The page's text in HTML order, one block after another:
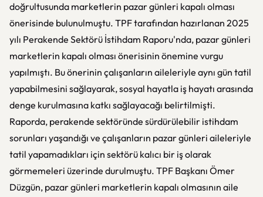
doğrultusunda marketlerin pazar günleri kapalı olması
önerisinde bulunulmuştu. TPF tarafından hazırlanan 2025
yılı Perakende Sektörü İstihdam Raporu'nda, pazar günleri
marketlerin kapalı olması önerisinin önemine vurgu
yapılmıştı. Bu önerinin çalışanların aileleriyle aynı gün tatil
yapabilmesini sağlayarak, sosyal hayatla iş hayatı arasında
denge kurulmasına katkı sağlayacağı belirtilmişti.
Raporda, perakende sektöründe sürdürülebilir istihdam
sorunları yaşandığı ve çalışanların pazar günleri aileleriyle
tatil yapamadıkları için sektörü kalıcı bir iş olarak
görmemeleri üzerinde durulmuştu. TPF Başkanı Ömer
Düzgün, pazar günleri marketlerin kapalı olmasının aile